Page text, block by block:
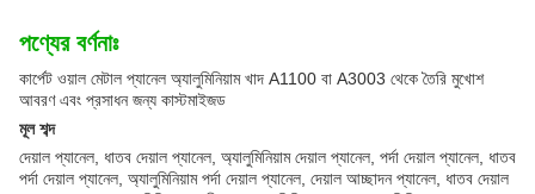
পণ্যের বর্ণনাঃ
কার্পেট ওয়াল মেটাল প্যানেল অ্যালুমিনিয়াম খাদ A1100 বা A3003 থেকে তৈরি মুখোশ
আবরণ এবং প্রসাধন জন্য কাস্টমাইজড
মূল শব্দ
দেয়াল প্যানেল, ধাতব দেয়াল প্যানেল, অ্যালুমিনিয়াম দেয়াল প্যানেল, পর্দা দেয়াল প্যানেল, ধাতব
পর্দা দেয়াল প্যানেল, অ্যালুমিনিয়াম পর্দা দেয়াল প্যানেল, দেয়াল আচ্ছাদন প্যানেল, ধাতব দেয়াল